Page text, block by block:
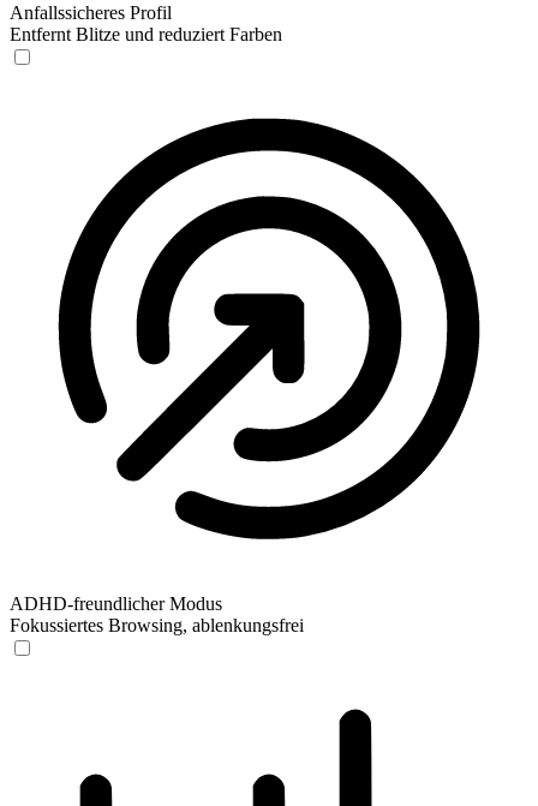
Anfallssicheres Profil
Entfernt Blitze und reduziert Farben
ADHD-freundlicher Modus
Fokussiertes Browsing, ablenkungsfrei